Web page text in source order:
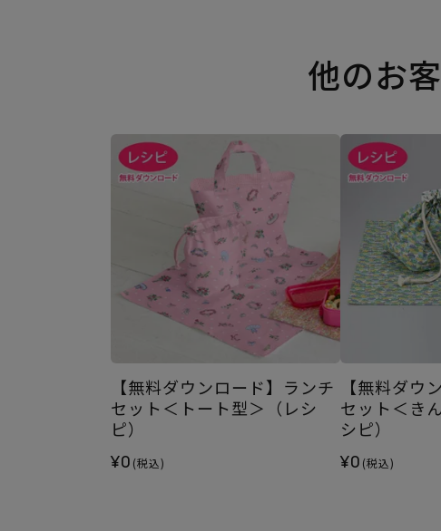
他のお
【無料ダウンロード】ランチ
セット＜トート型＞（レシ
ピ）
¥0 (税込)
【無料ダウ
セット＜き
シピ）
¥0 (税込)